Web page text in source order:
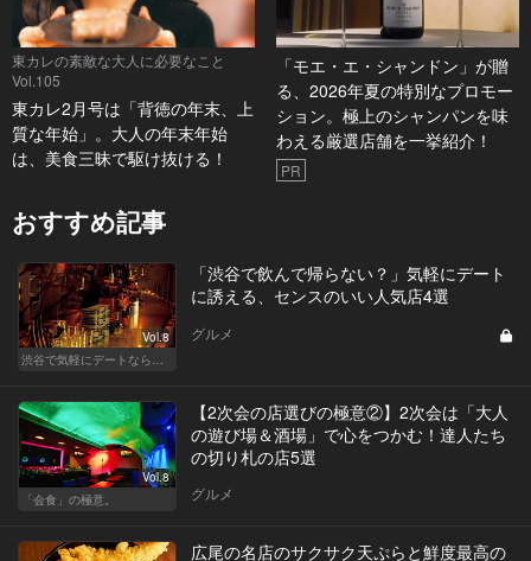
東カレの素敵な大人に必要なこと
Vol.105
東カレ2月号は「背徳の年末、上
質な年始」。大人の年末年始
は、美食三昧で駆け抜ける！
「モエ・エ・シャンドン」が贈
る、2026年夏の特別なプロモー
ション。極上のシャンパンを味
わえる厳選店舗を一挙紹介！
PR
おすすめ記事
Vol.8
渋谷で気軽にデートならここ！ディナーにおすすめのセンスが良い人気店
「渋谷で飲んで帰らない？」気軽にデート
に誘える、センスのいい人気店4選
グルメ
Vol.8
「会食」の極意。
【2次会の店選びの極意②】2次会は「大人
の遊び場＆酒場」で心をつかむ！達人たち
の切り札の店5選
グルメ
広尾の名店のサクサク天ぷらと鮮度最高の